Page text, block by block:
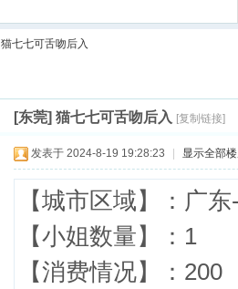
猫七七可舌吻后入
[东莞]猫七七可舌吻后入 [复制链接]
发表于 2024-8-19 19:28:23 显示全部
【城市区域】：广
【小姐数量】：1
【消费情况】：200